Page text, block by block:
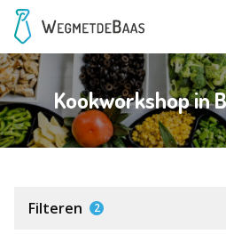
Kookworkshop in
Filteren 2